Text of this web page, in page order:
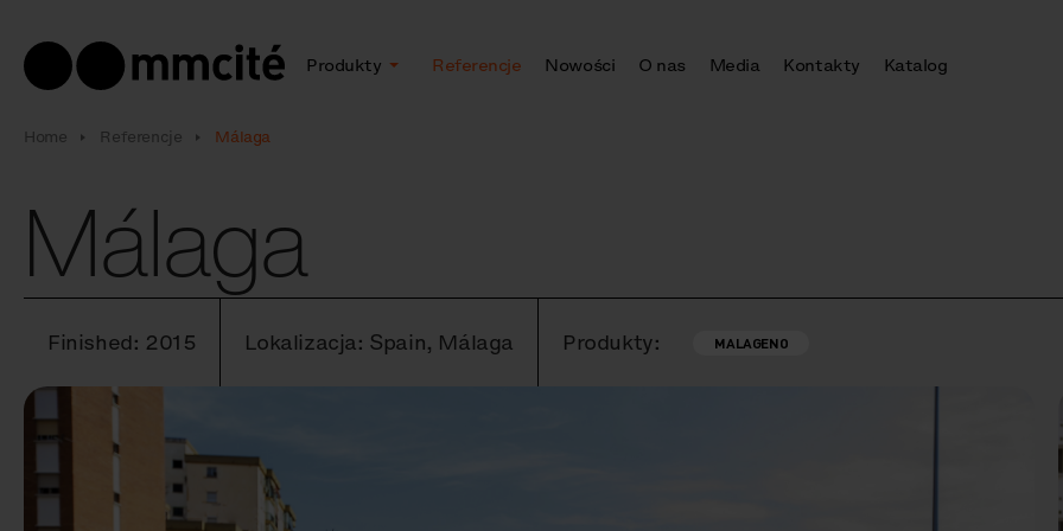
Produkty Referencje Nowości O nas Media Kontakty Katalog
Home Referencje Málaga
Málaga
Finished: 2015 Lokalizacja: Spain, Málaga Produkty: MALAGENO